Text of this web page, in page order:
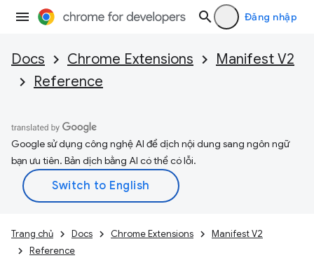
Đăng nhập
Docs Chrome Extensions
Manifest V2
Reference
Google sử dụng công nghệ AI để dịch nội dung sang ngôn ngữ
bạn ưu tiên. Bản dịch bằng AI có thể có lỗi.
Trang chủ Docs Chrome Extensions
Manifest V2
Reference